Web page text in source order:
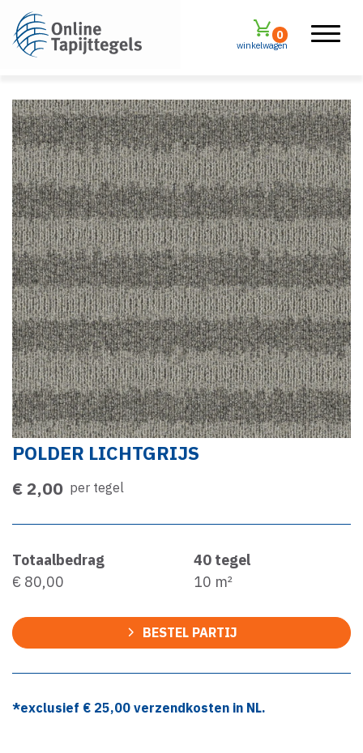
winkelwagen
0
POLDER LICHTGRIJS
€ 2,00 per tegel
Totaalbedrag
€ 80,00
40 tegel
10 m²
BESTEL PARTIJ
*exclusief € 25,00 verzendkosten in NL.